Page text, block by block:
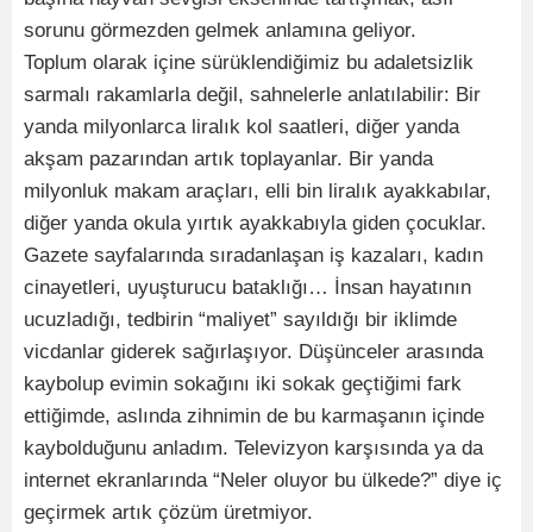
sorunu görmezden gelmek anlamına geliyor.
Toplum olarak içine sürüklendiğimiz bu adaletsizlik
sarmalı rakamlarla değil, sahnelerle anlatılabilir: Bir
yanda milyonlarca liralık kol saatleri, diğer yanda
akşam pazarından artık toplayanlar. Bir yanda
milyonluk makam araçları, elli bin liralık ayakkabılar,
diğer yanda okula yırtık ayakkabıyla giden çocuklar.
Gazete sayfalarında sıradanlaşan iş kazaları, kadın
cinayetleri, uyuşturucu bataklığı… İnsan hayatının
ucuzladığı, tedbirin “maliyet” sayıldığı bir iklimde
vicdanlar giderek sağırlaşıyor. Düşünceler arasında
kaybolup evimin sokağını iki sokak geçtiğimi fark
ettiğimde, aslında zihnimin de bu karmaşanın içinde
kaybolduğunu anladım. Televizyon karşısında ya da
internet ekranlarında “Neler oluyor bu ülkede?” diye iç
geçirmek artık çözüm üretmiyor.